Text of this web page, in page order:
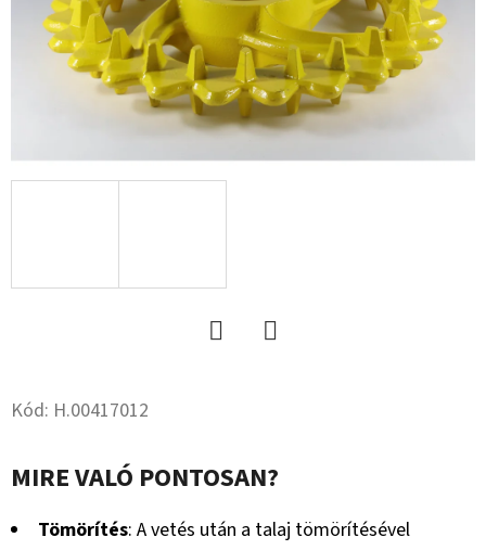
Kód: H.00417012
MIRE VALÓ PONTOSAN?
Tömörítés: A vetés után a talaj tömörítésével
KÖNNYÍTÉS
NÉLKÜL
(KÖTÖTT
TALAJOKRA)